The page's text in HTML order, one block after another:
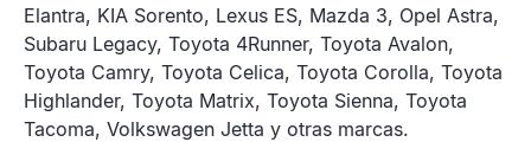
Elantra, KIA Sorento, Lexus ES, Mazda 3, Opel Astra,
Subaru Legacy, Toyota 4Runner, Toyota Avalon,
Toyota Camry, Toyota Celica, Toyota Corolla, Toyota
Highlander, Toyota Matrix, Toyota Sienna, Toyota
Tacoma, Volkswagen Jetta y otras marcas.